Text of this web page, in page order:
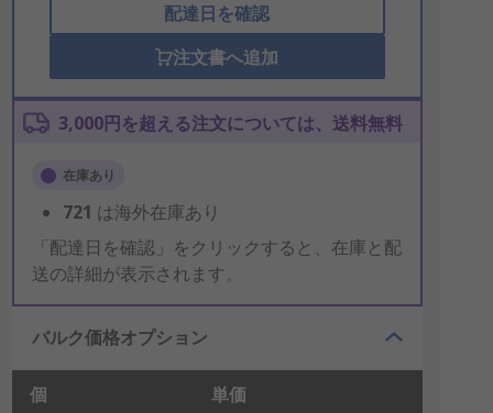
配達日を確認
注文書へ追加
3,000円を超える注文については、送料無料
在庫あり
721 は海外在庫あり
「配達日を確認」をクリックすると、在庫と配
送の詳細が表示されます。
バルク価格オプション
個 単価